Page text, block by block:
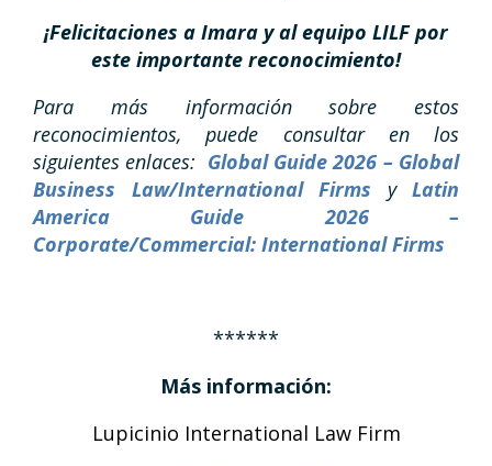
¡Felicitaciones a Imara y al equipo LILF por
este importante reconocimiento!
Para más información sobre estos
reconocimientos, puede consultar en los
siguientes enlaces: Global Guide 2026 – Global
Business Law/International Firms y Latin
America Guide 2026 –
Corporate/Commercial: International Firms
******
Más información:
Lupicinio International Law Firm